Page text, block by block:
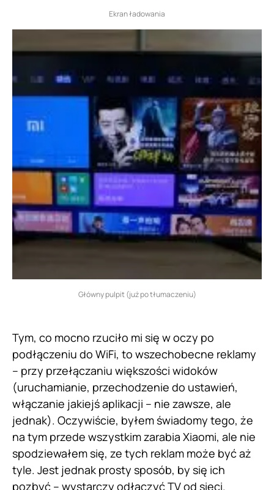
Ekran ładowania
Główny pulpit (już po tłumaczeniu)
Tym, co mocno rzuciło mi się w oczy po
podłączeniu do WiFi, to wszechobecne reklamy
– przy przełączaniu większości widoków
(uruchamianie, przechodzenie do ustawień,
włączanie jakiejś aplikacji – nie zawsze, ale
jednak). Oczywiście, byłem świadomy tego, że
na tym przede wszystkim zarabia Xiaomi, ale nie
spodziewałem się, ze tych reklam może być aż
tyle. Jest jednak prosty sposób, by się ich
pozbyć – wystarczy odłączyć TV od sieci.